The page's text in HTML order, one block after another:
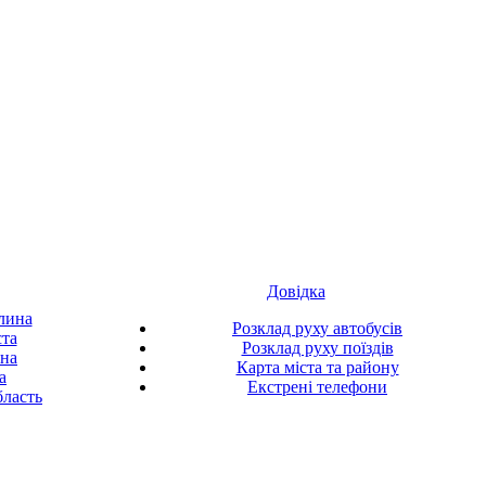
Довідка
Розклад руху автобусів
Розклад руху поїздів
Карта міста та району
Екстрені телефони